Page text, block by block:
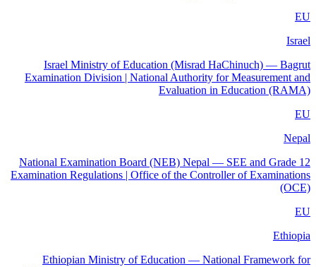
EU
Israel
Israel Ministry of Education (Misrad HaChinuch) — Bagrut
Examination Division | National Authority for Measurement and
Evaluation in Education (RAMA)
EU
Nepal
National Examination Board (NEB) Nepal — SEE and Grade 12
Examination Regulations | Office of the Controller of Examinations
(OCE)
EU
Ethiopia
Ethiopian Ministry of Education — National Framework for